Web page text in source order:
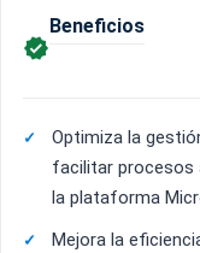

Beneficios
Optimiza la
facilitar procesos
la plataforma
Mejora la